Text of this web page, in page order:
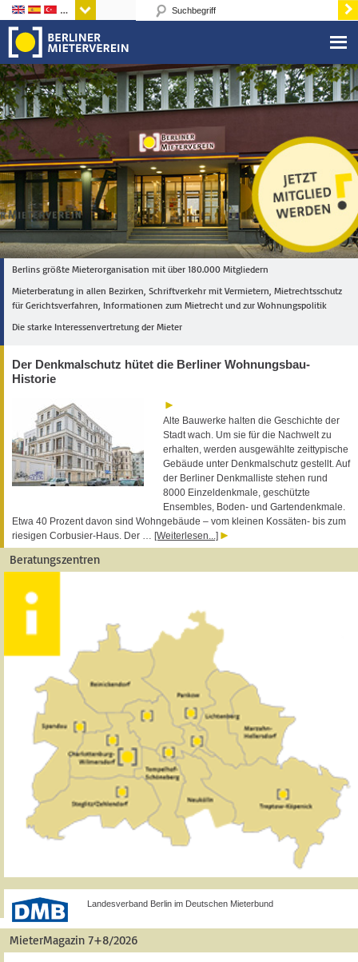
Sprachen
Berlins größte Mieterorganisation mit über 180.000 Mitgliedern
Mieterberatung in allen Bezirken, Schriftverkehr mit Vermietern, Mietrechtsschutz
für Gerichtsverfahren, Informationen zum Mietrecht und zur Wohnungspolitik
Die starke Interessenvertretung der Mieter
Der Denkmalschutz hütet die Berliner Wohnungsbau-
Historie
Alte Bauwerke halten die Geschichte der
Stadt wach. Um sie für die Nachwelt zu
erhalten, werden ausgewählte zeittypische
Gebäude unter Denkmalschutz gestellt. Auf
der Berliner Denkmalliste stehen rund
8000 Einzeldenkmale, geschützte
Ensembles, Boden- und Gartendenkmale.
Etwa 40 Prozent davon sind Wohngebäude – vom kleinen Kossäten- bis zum
riesigen Corbusier-Haus. Der … [Weiterlesen...]
Beratungszentren
Landesverband Berlin im Deutschen Mieterbund
MieterMagazin 7+8/2026